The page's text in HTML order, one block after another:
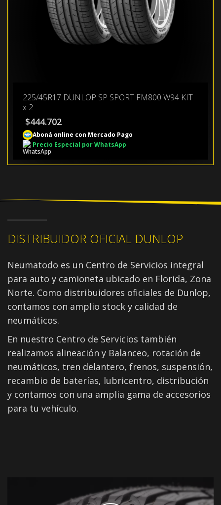
225/45R17 DUNLOP SP SPORT FM800 W94 KIT
x 2
$444.702
Aboná online con Mercado Pago
Precio Especial por WhatsApp
DISTRIBUIDOR OFICIAL DUNLOP
Neumatodo es un Centro de Servicios integral
para auto y camioneta ubicado en Florida, Zona
Norte. Como distribuidores oficiales de Dunlop,
contamos con amplio stock y calidad de
neumáticos.
En nuestro Centro de Servicios también
realizamos alineación y Balanceo, rotación de
neumáticos, tren delantero, frenos, suspensión,
recambio de baterías, lubricentro, distribución
y contamos con una amplia gama de accesorios
para tu vehículo.